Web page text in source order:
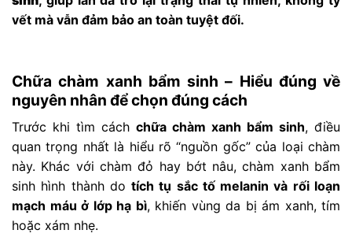
vết mà vẫn đảm bảo an toàn tuyệt đối.
Chữa chàm xanh bẩm sinh – Hiểu đúng về
nguyên nhân để chọn đúng cách
Trước khi tìm cách chữa chàm xanh bẩm sinh, điều
quan trọng nhất là hiểu rõ “nguồn gốc” của loại chàm
này. Khác với chàm đỏ hay bớt nâu, chàm xanh bẩm
sinh hình thành dotích tụ sắc tố melanin và rối loạn
mạch máu ở lớp hạ bì, khiến vùng da bị ám xanh, tím
hoặc xám nhẹ.